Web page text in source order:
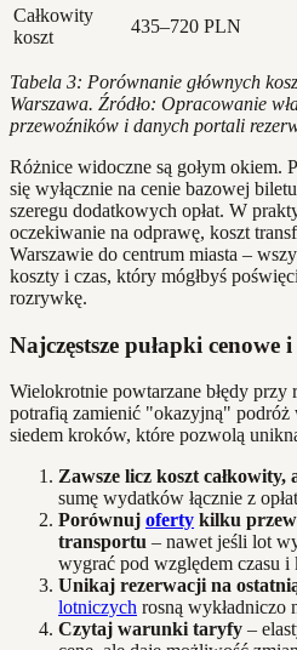
Całkowity
koszt
435–720 PLN
Tabela 3: Porównanie głównych
Warszawa. Źródło: Opracowanie
przewoźników i danych portali
Różnice widoczne są gołym okiem.
się wyłącznie na cenie bazowej
szeregu dodatkowych opłat. W
oczekiwanie na odprawę, koszt
Warszawie do centrum miasta –
koszty i czas, który mógłbyś
rozrywkę.
Najczęstsze pułapki
Wielokrotnie powtarzane błędy
potrafią zamienić "okazyjną" podróż
siedem kroków, które pozwolą
Zawsze licz koszt całkowity,
sumę wydatków łącznie z
Porównuj oferty kilku
transportu – nawet jeśli lot
wygrać pod względem czasu i
Unikaj rezerwacji na
lotniczych rosną wykładniczo
Czytaj warunki taryfy –